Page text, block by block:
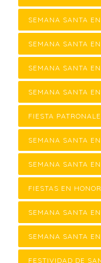
SEMANA SANTA
SEMANA SANTA
SEMANA SANTA
SEMANA SANTA
FIESTA
SEMANA SANTA
SEMANA SANTA
FIESTAS EN
SEMANA SANTA
SEMANA SANTA
FESTIVIDAD DE